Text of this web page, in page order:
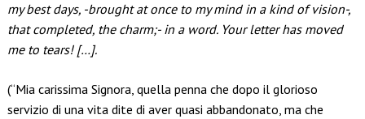
my best days, -brought at once to my mind in a kind of vision-,
that completed, the charm;- in a word. Your letter has moved
me to tears! […].
(“Mia carissima Signora, quella penna che dopo il glorioso
servizio di una vita dite di aver quasi abbandonato, ma che